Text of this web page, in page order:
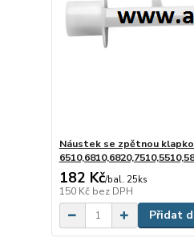
Náustek se zpětnou
182 Kč/bal. 25ks
150 Kč bez DPH
Přidat